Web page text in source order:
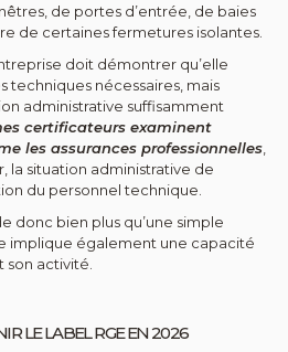
de portes d’entrée, de baies
de certaines fermetures isolantes.
doit démontrer qu’elle
techniques nécessaires, mais
administrative suffisamment
certificateurs examinent
les assurances professionnelles
la situation administrative de
du personnel technique.
donc bien plus qu’une simple
implique également une capacité
activité.
LE LABEL RGE EN 2026